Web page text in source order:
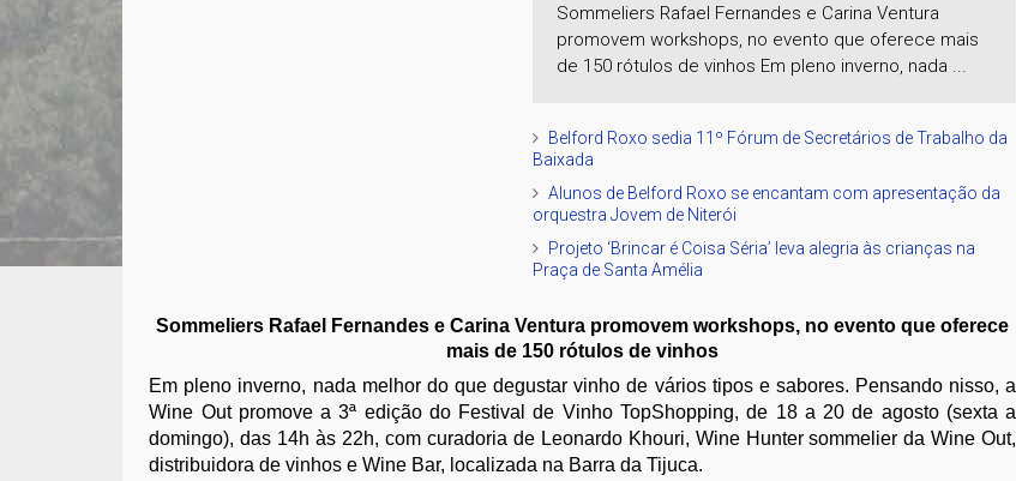
Sommeliers Rafael Fernandes e Carina Ventura
promovem workshops, no evento que oferece mais
de 150 rótulos de vinhos Em pleno inverno, nada ...
Belford Roxo sedia 11º Fórum de Secretários de Trabalho da
Baixada
Alunos de Belford Roxo se encantam com apresentação da
orquestra Jovem de Niterói
Projeto ‘Brincar é Coisa Séria’ leva alegria às crianças na
Praça de Santa Amélia
Sommeliers Rafael Fernandes e Carina Ventura promovem workshops, no evento que oferece
mais de 150 rótulos de vinhos
Em pleno inverno, nada melhor do que degustar vinho de vários tipos e sabores. Pensando nisso, a
Wine Out promove a 3ª edição do Festival de Vinho TopShopping, de 18 a 20 de agosto (sexta a
domingo), das 14h às 22h, com curadoria de Leonardo Khouri, Wine Hunter sommelier da Wine Out,
distribuidora de vinhos e Wine Bar, localizada na Barra da Tijuca.